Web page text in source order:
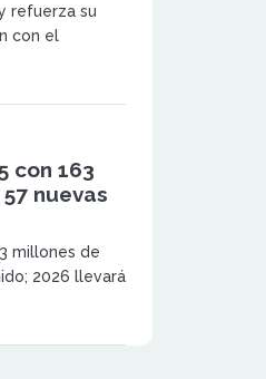
refuerza su
con el
para impulsar
franquicias
con 163
nuevas
millones de
2026 llevará